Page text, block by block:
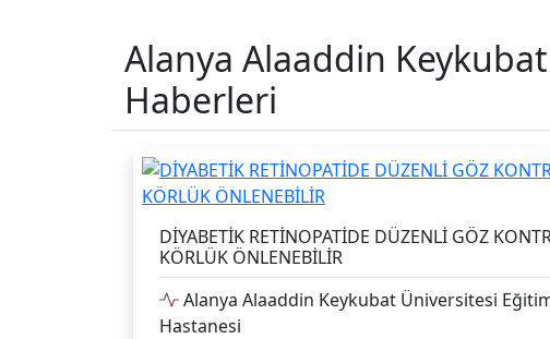
Alanya Alaaddin
Haberleri
DİYABETİK RETİNOPATİDE DÜZENLİ GÖZ
KÖRLÜK ÖNLENEBİLİR
Alanya Alaaddin Keykubat Üniversitesi
Hastanesi